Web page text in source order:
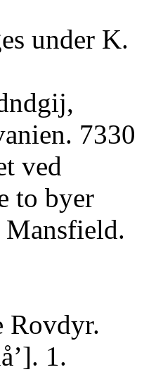
under K.
7330
ved
to byer
Mansfield.
Rovdyr.
1.